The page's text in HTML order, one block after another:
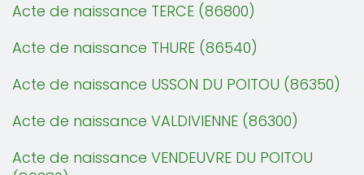
Acte de naissance TERCE (86800)
Acte de naissance THURE (86540)
Acte de naissance USSON DU POITOU (86350)
Acte de naissance VALDIVIENNE (86300)
Acte de naissance VENDEUVRE DU POITOU